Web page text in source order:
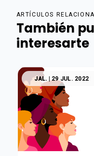
ARTÍCULOS
También
interesarte
JAL. | 29 JUL. 2022